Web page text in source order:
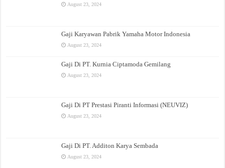
August 23, 2024
Gaji Karyawan Pabrik Yamaha Motor Indonesia
August 23, 2024
Gaji Di PT. Kurnia Ciptamoda Gemilang
August 23, 2024
Gaji Di PT Prestasi Piranti Informasi (NEUVIZ)
August 23, 2024
Gaji Di PT. Additon Karya Sembada
August 23, 2024